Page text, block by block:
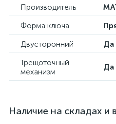
Производитель
Форма ключа
Двусторонний
Да
Трещоточный
механизм
Да
Наличие на складах и